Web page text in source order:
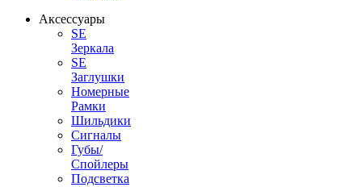
Аксессуары
SE
Зеркала
SE
Заглушки
Номерные
Рамки
Шильдики
Сигналы
Губы/
Спойлеры
Подсветка